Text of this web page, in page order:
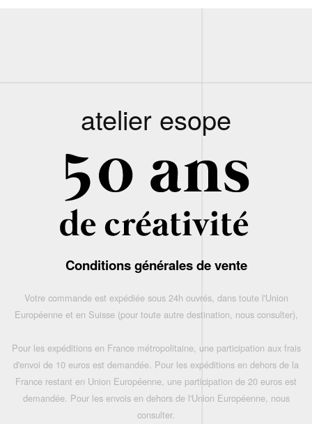
atelier esope
Conditions générales de vente
Votre commande est expédiée sous 24h ouvrés, dans toute l'Union
Européenne et en Suisse (pour toute autre destination, nous consulter),
Pour les expéditions en France métropolitaine, une participation aux frais
d'envoi de 10 euros est demandée. Pour les expéditions en dehors de la
France restant en Union Européenne, une participation de 20 euros est
demandée. Pour les envois en dehors de l'Union Européenne, nous
consulter.